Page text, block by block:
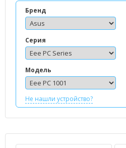
Бренд
Серия
Модель
Не нашли устройство?